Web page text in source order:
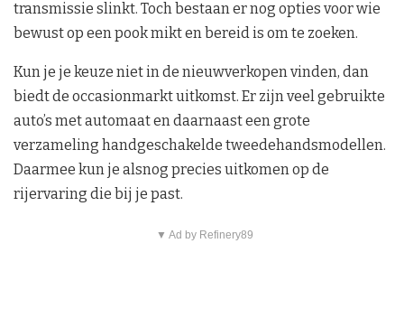
transmissie slinkt. Toch bestaan er nog opties voor wie
bewust op een pook mikt en bereid is om te zoeken.
Kun je je keuze niet in de nieuwverkopen vinden, dan
biedt de occasionmarkt uitkomst. Er zijn veel gebruikte
auto’s met automaat en daarnaast een grote
verzameling handgeschakelde tweedehandsmodellen.
Daarmee kun je alsnog precies uitkomen op de
rijervaring die bij je past.
▼ Ad by Refinery89